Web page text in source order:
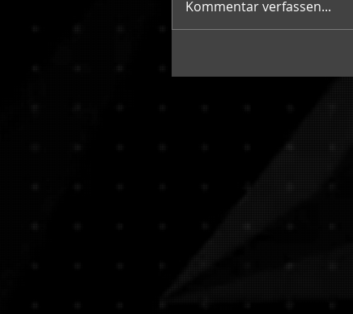
Kommentar verfassen...